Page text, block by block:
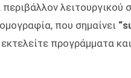
περιβάλλον λειτουργικού
που σημαίνει
προγράμματα